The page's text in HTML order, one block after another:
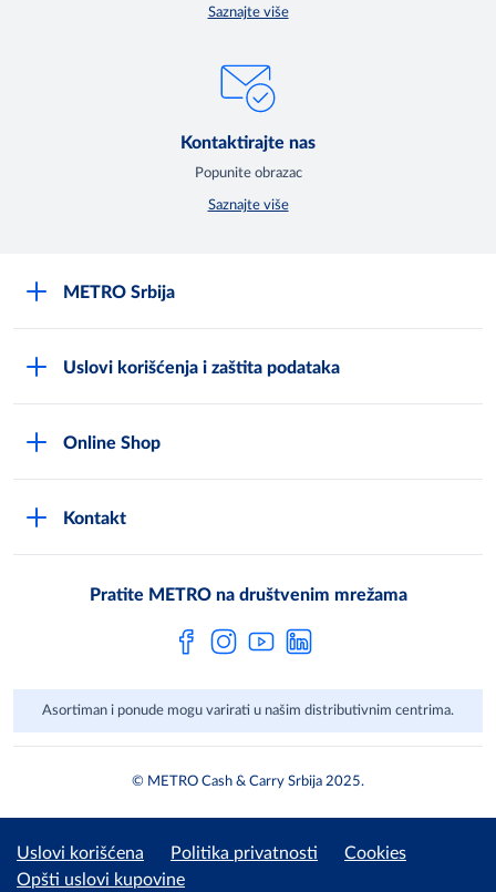
Saznajte više
Kontaktirajte nas
Popunite obrazac
Saznajte više
METRO Srbija
Često postavljana pitanja
Uslovi korišćenja i zaštita podataka
Online Shop
Kontakt
Pratite METRO na društvenim mrežama
Asortiman i ponude mogu varirati u našim distributivnim centrima.
© METRO Cash & Carry Srbija 2025.
Uslovi korišćena Politika privatnosti
Cookies
Opšti uslovi kupovine